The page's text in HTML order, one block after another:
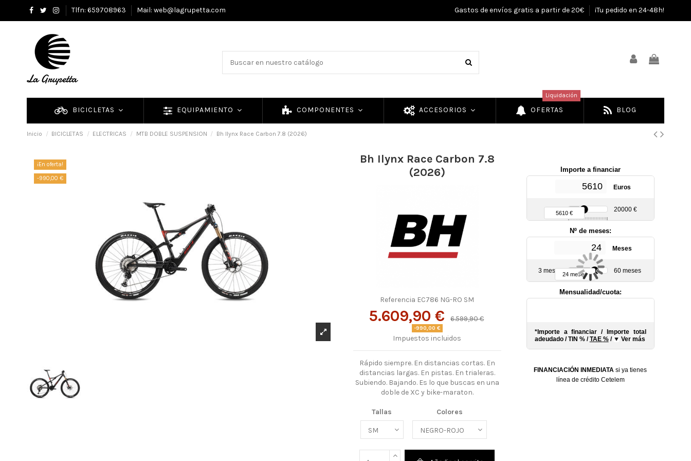
Tlfn: 659708963 Mail: web@lagrupetta.com Gastos de envíos gratis a partir de 20€ ¡Tu pedido en 24-48h!
BICICLETAS EQUIPAMIENTO COMPONENTES ACCESORIOS OFERTAS
Liquidación
BLOG
Inicio BICICLETAS ELECTRICAS MTB DOBLE SUSPENSION Bh Ilynx Race Carbon 7.8 (2026)
¡En oferta!
-990,00 €
Bh Ilynx Race Carbon 7.8
(2026)
Referencia EC786 NG-RO SM
5.609,90 € 6.599,90 €
-990,00 €
Impuestos incluidos
Rápido siempre. En distancias cortas. En
distancias largas. En pistas. En trialeras.
Subiendo. Bajando. Es lo que buscas en una
doble de XC y bike-maraton.
Tallas Colores
Importe a financiar
Euros
90 €5610 € 20000 €
Nº de meses:
Meses
3 meses24 meses 60 meses
Mensualidad/cuota:
*Importe a financiar/ Importe total
adeudado /TIN %/TAE %/ Ver más
FINANCIACIÓN INMEDIATA si ya tienes
línea de crédito Cetelem